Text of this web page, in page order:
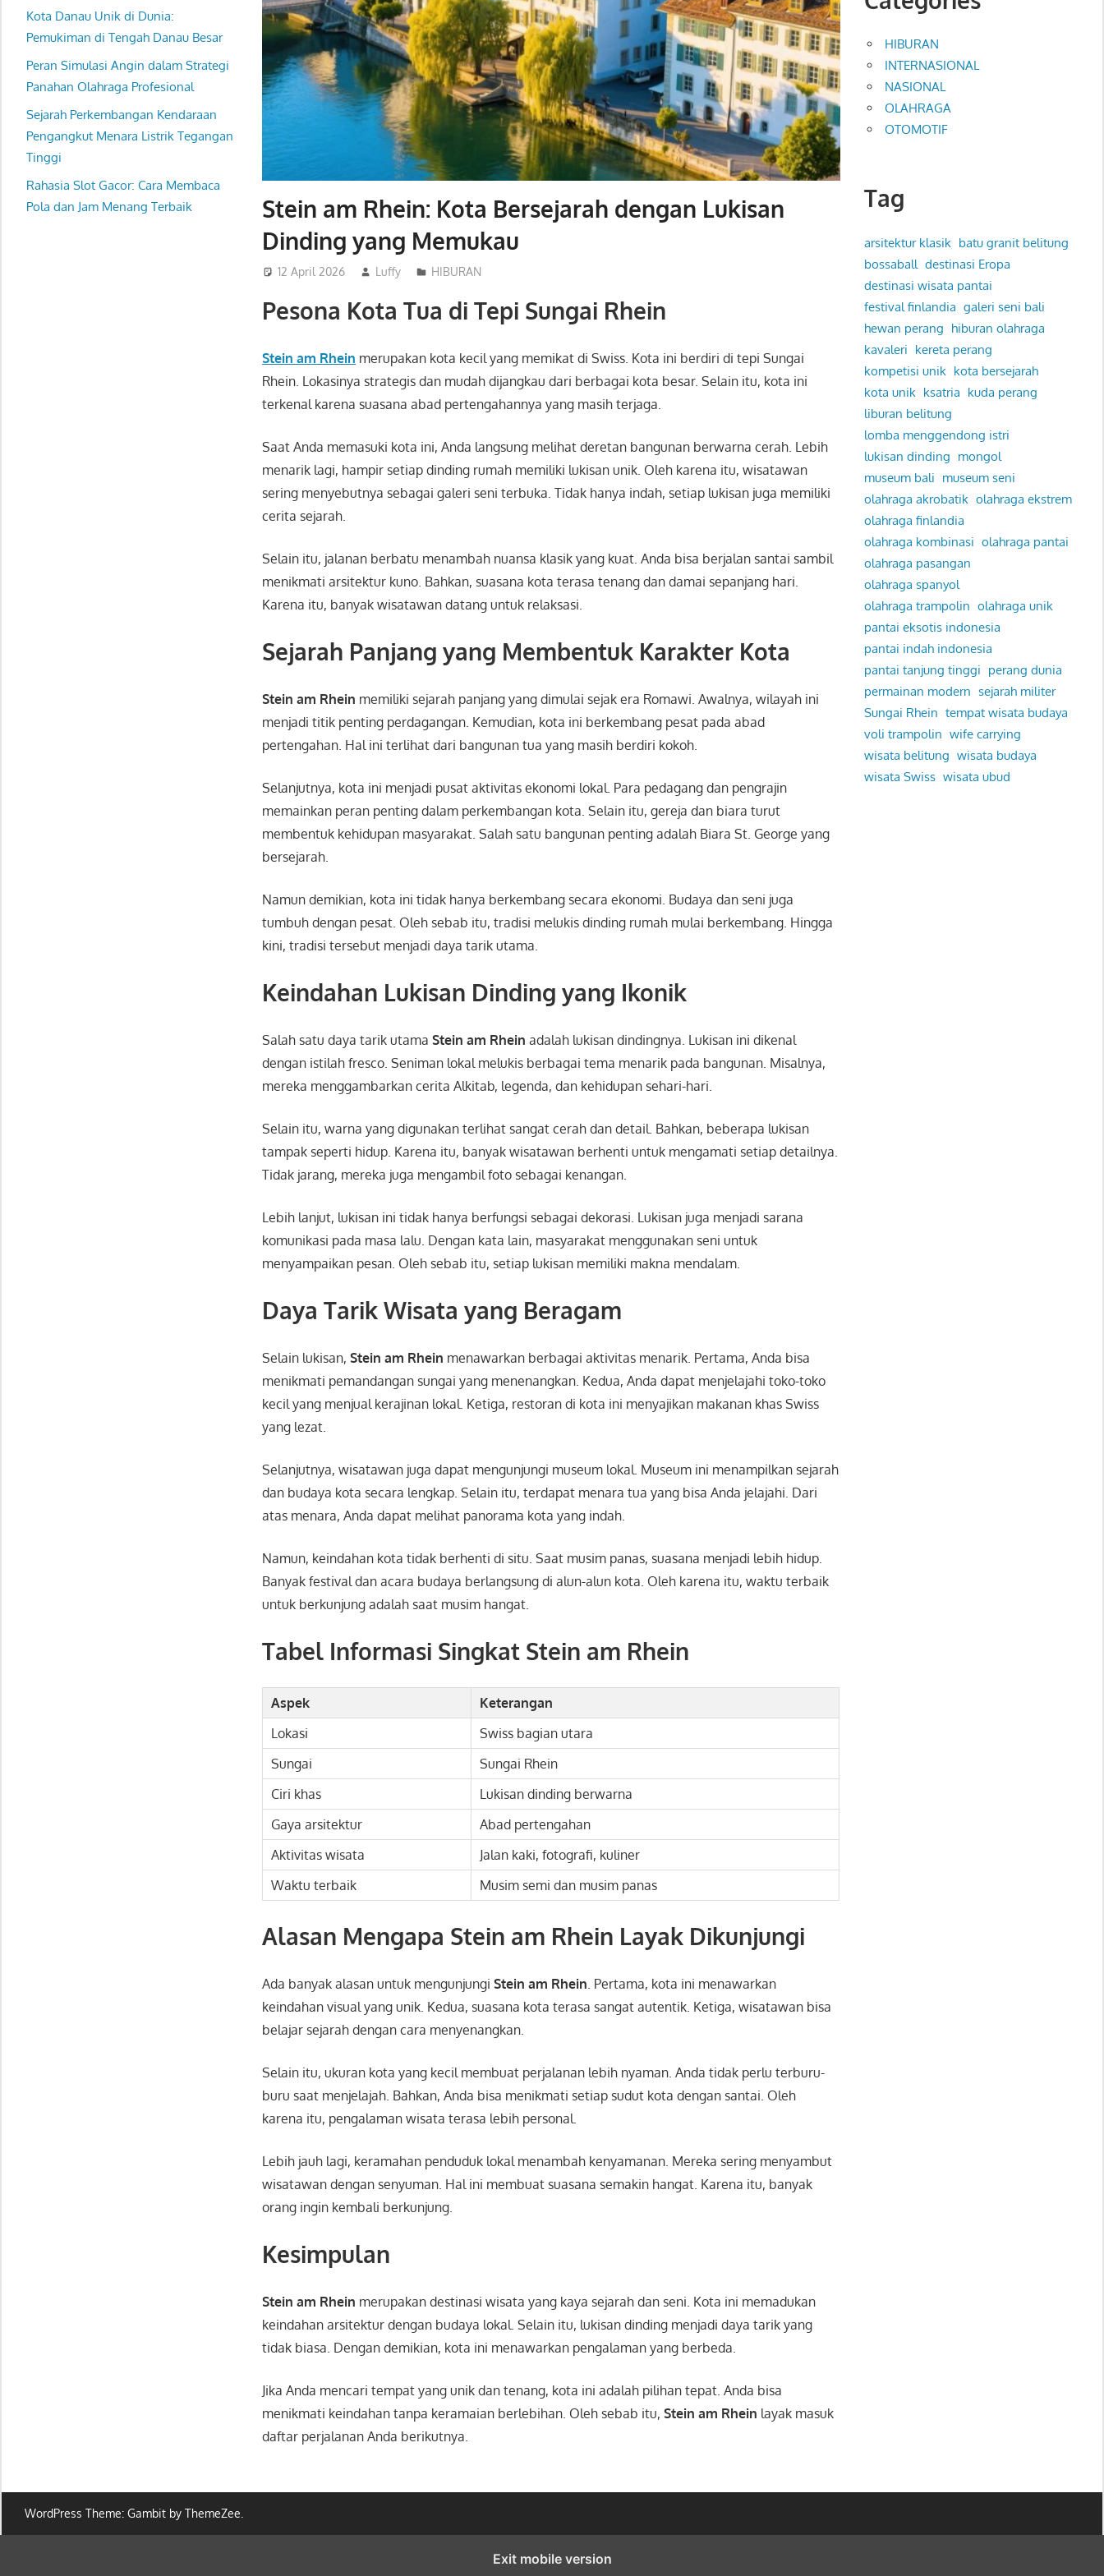
Stein am Rhein: Kota Bersejarah dengan Lukisan
Dinding yang Memukau
12 April 2026 Luffy HIBURAN
Pesona Kota Tua di Tepi Sungai Rhein
Stein am Rhein merupakan kota kecil yang memikat diSwiss . Kota ini berdiri di tepiSungai
Rhein . Lokasinya strategis dan mudah dijangkau dari berbagai kota besar. Selain itu, kota ini
terkenal karena suasana abad pertengahannya yang masih terjaga.
Saat Anda memasuki kota ini, Anda langsung melihat deretan bangunan berwarna cerah. Lebih
menarik lagi, hampir setiap dinding rumah memiliki lukisan unik. Oleh karena itu, wisatawan
sering menyebutnya sebagai galeri seni terbuka. Tidak hanya indah, setiap lukisan juga memiliki
cerita sejarah.
Selain itu, jalanan berbatu menambah nuansa klasik yang kuat. Anda bisa berjalan santai sambil
menikmati arsitektur kuno. Bahkan, suasana kota terasa tenang dan damai sepanjang hari.
Karena itu, banyak wisatawan datang untuk relaksasi.
Sejarah Panjang yang Membentuk Karakter Kota
Stein am Rhein memiliki sejarah panjang yang dimulai sejak era Romawi. Awalnya, wilayah ini
menjadi titik penting perdagangan. Kemudian, kota ini berkembang pesat pada abad
pertengahan. Hal ini terlihat dari bangunan tua yang masih berdiri kokoh.
Selanjutnya, kota ini menjadi pusat aktivitas ekonomi lokal. Para pedagang dan pengrajin
memainkan peran penting dalam perkembangan kota. Selain itu, gereja dan biara turut
membentuk kehidupan masyarakat. Salah satu bangunan penting adalah Biara St. George yang
bersejarah.
Namun demikian, kota ini tidak hanya berkembang secara ekonomi. Budaya dan seni juga
tumbuh dengan pesat. Oleh sebab itu, tradisi melukis dinding rumah mulai berkembang. Hingga
kini, tradisi tersebut menjadi daya tarik utama.
Keindahan Lukisan Dinding yang Ikonik
Salah satu daya tarik utamaStein am Rhein adalah lukisan dindingnya. Lukisan ini dikenal
dengan istilah fresco. Seniman lokal melukis berbagai tema menarik pada bangunan. Misalnya,
mereka menggambarkan cerita Alkitab, legenda, dan kehidupan sehari-hari.
Selain itu, warna yang digunakan terlihat sangat cerah dan detail. Bahkan, beberapa lukisan
tampak seperti hidup. Karena itu, banyak wisatawan berhenti untuk mengamati setiap detailnya.
Tidak jarang, mereka juga mengambil foto sebagai kenangan.
Lebih lanjut, lukisan ini tidak hanya berfungsi sebagai dekorasi. Lukisan juga menjadi sarana
komunikasi pada masa lalu. Dengan kata lain, masyarakat menggunakan seni untuk
menyampaikan pesan. Oleh sebab itu, setiap lukisan memiliki makna mendalam.
Daya Tarik Wisata yang Beragam
Selain lukisan,Stein am Rhein menawarkan berbagai aktivitas menarik. Pertama, Anda bisa
menikmati pemandangan sungai yang menenangkan. Kedua, Anda dapat menjelajahi toko-toko
kecil yang menjual kerajinan lokal. Ketiga, restoran di kota ini menyajikan makanan khas Swiss
yang lezat.
Selanjutnya, wisatawan juga dapat mengunjungi museum lokal. Museum ini menampilkan sejarah
dan budaya kota secara lengkap. Selain itu, terdapat menara tua yang bisa Anda jelajahi. Dari
atas menara, Anda dapat melihat panorama kota yang indah.
Namun, keindahan kota tidak berhenti di situ. Saat musim panas, suasana menjadi lebih hidup.
Banyak festival dan acara budaya berlangsung di alun-alun kota. Oleh karena itu, waktu terbaik
untuk berkunjung adalah saat musim hangat.
Tabel Informasi Singkat Stein am Rhein
Aspek
Keterangan
Lokasi
Swiss bagian utara
Sungai
Sungai Rhein
Ciri khas
Lukisan dinding berwarna
Gaya arsitektur
Abad pertengahan
Aktivitas wisata
Jalan kaki, fotografi, kuliner
Waktu terbaik
Musim semi dan musim panas
Alasan Mengapa Stein am Rhein Layak Dikunjungi
Ada banyak alasan untuk mengunjungiStein am Rhein . Pertama, kota ini menawarkan
keindahan visual yang unik. Kedua, suasana kota terasa sangat autentik. Ketiga, wisatawan bisa
belajar sejarah dengan cara menyenangkan.
Selain itu, ukuran kota yang kecil membuat perjalanan lebih nyaman. Anda tidak perlu terburu-
buru saat menjelajah. Bahkan, Anda bisa menikmati setiap sudut kota dengan santai. Oleh
karena itu, pengalaman wisata terasa lebih personal.
Lebih jauh lagi, keramahan penduduk lokal menambah kenyamanan. Mereka sering menyambut
wisatawan dengan senyuman. Hal ini membuat suasana semakin hangat. Karena itu, banyak
orang ingin kembali berkunjung.
Kesimpulan
Stein am Rhein merupakan destinasi wisata yang kaya sejarah dan seni. Kota ini memadukan
keindahan arsitektur dengan budaya lokal. Selain itu, lukisan dinding menjadi daya tarik yang
tidak biasa. Dengan demikian, kota ini menawarkan pengalaman yang berbeda.
Jika Anda mencari tempat yang unik dan tenang, kota ini adalah pilihan tepat. Anda bisa
menikmati keindahan tanpa keramaian berlebihan. Oleh sebab itu,Stein am Rhein layak masuk
daftar perjalanan Anda berikutnya.
Kota Danau Unik di Dunia:
Pemukiman di Tengah Danau Besar
Peran Simulasi Angin dalam Strategi
Panahan Olahraga Profesional
Sejarah Perkembangan Kendaraan
Pengangkut Menara Listrik Tegangan
Tinggi
Rahasia Slot Gacor: Cara Membaca
Pola dan Jam Menang Terbaik
HIBURAN
INTERNASIONAL
NASIONAL
OLAHRAGA
OTOMOTIF
Tag
arsitektur klasik batu granit belitung
bossaball destinasi Eropa
destinasi wisata pantai
festival finlandia galeri seni bali
hewan perang hiburan olahraga
kavaleri kereta perang
kompetisi unik kota bersejarah
kota unik ksatria kuda perang
liburan belitung
lomba menggendong istri
lukisan dinding mongol
museum bali museum seni
olahraga akrobatik olahraga ekstrem
olahraga finlandia
olahraga kombinasi olahraga pantai
olahraga pasangan
olahraga spanyol
olahraga trampolin olahraga unik
pantai eksotis indonesia
pantai indah indonesia
pantai tanjung tinggi perang dunia
permainan modern sejarah militer
Sungai Rhein tempat wisata budaya
voli trampolin wife carrying
wisata belitung wisata budaya
wisata Swiss wisata ubud
WordPress Theme: Gambit by ThemeZee.
Exit mobile version